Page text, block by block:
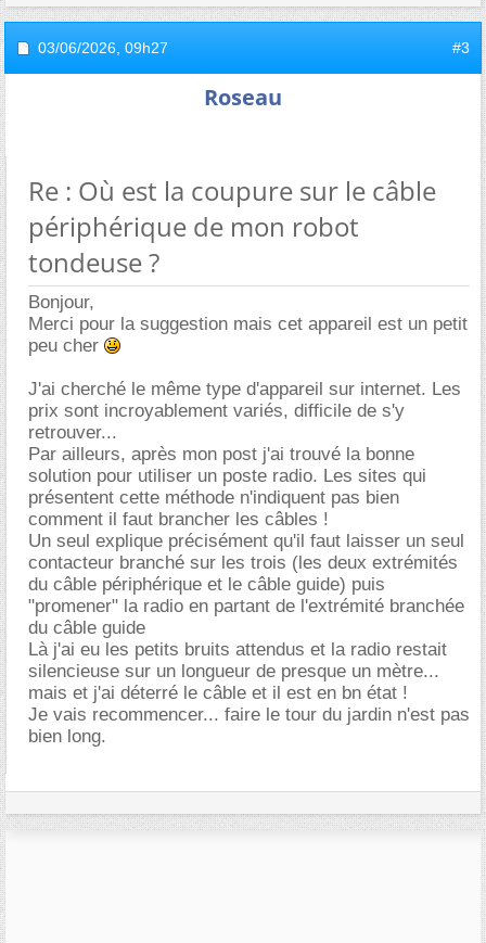
03/06/2026, 09h27 #3
Roseau
Re : Où est la coupure sur le câble
périphérique de mon robot
tondeuse ?
Bonjour,
Merci pour la suggestion mais cet appareil est un petit
peu cher
J'ai cherché le même type d'appareil sur internet. Les
prix sont incroyablement variés, difficile de s'y
retrouver...
Par ailleurs, après mon post j'ai trouvé la bonne
solution pour utiliser un poste radio. Les sites qui
présentent cette méthode n'indiquent pas bien
comment il faut brancher les câbles !
Un seul explique précisément qu'il faut laisser un seul
contacteur branché sur les trois (les deux extrémités
du câble périphérique et le câble guide) puis
"promener" la radio en partant de l'extrémité branchée
du câble guide
Là j'ai eu les petits bruits attendus et la radio restait
silencieuse sur un longueur de presque un mètre...
mais et j'ai déterré le câble et il est en bn état !
Je vais recommencer... faire le tour du jardin n'est pas
bien long.